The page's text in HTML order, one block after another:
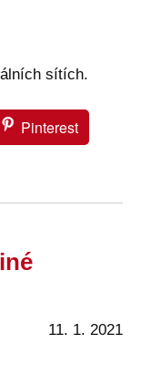
sítích.
Pinterest
11. 1. 2021